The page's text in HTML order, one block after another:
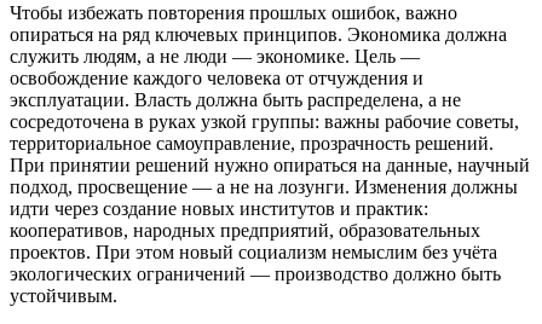
Чтобы избежать повторения прошлых ошибок, важно
опираться на ряд ключевых принципов. Экономика должна
служить людям, а не люди — экономике. Цель —
освобождение каждого человека от отчуждения и
эксплуатации. Власть должна быть распределена, а не
сосредоточена в руках узкой группы: важны рабочие советы,
территориальное самоуправление, прозрачность решений.
При принятии решений нужно опираться на данные, научный
подход, просвещение — а не на лозунги. Изменения должны
идти через создание новых институтов и практик:
кооперативов, народных предприятий, образовательных
проектов. При этом новый социализм немыслим без учёта
экологических ограничений — производство должно быть
устойчивым.